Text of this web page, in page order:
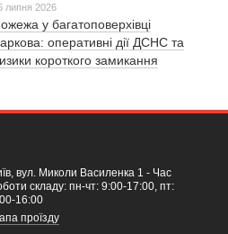
липня 2026
у багатоповерхівці
оперативні дії ДСНС та
короткого замикання
вул. Миколи Василенка 1 - Час
складу: пн-чт: 9:00-17:00, пт:
16:00
проїзду